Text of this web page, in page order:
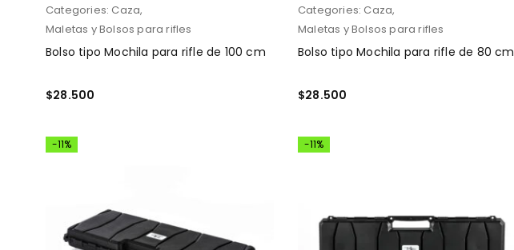
Categories: Caza,
Maletas y Bolsos para rifles
Bolso tipo Mochila para rifle de 100 cm
$28.500
Categories: Caza,
Maletas y Bolsos para rifles
Bolso tipo Mochila para rifle de 80 cm
$28.500
-11% -11%